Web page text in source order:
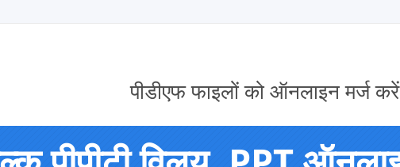
पीडीएफ फाइलों को ऑनलाइन मर्ज करें